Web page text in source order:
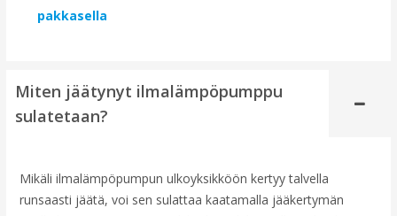
pakkasella
Miten jäätynyt ilmalämpöpumppu
sulatetaan?
Mikäli ilmalämpöpumpun ulkoyksikköön kertyy talvella
runsaasti jäätä, voi sen sulattaa kaatamalla jääkertymän